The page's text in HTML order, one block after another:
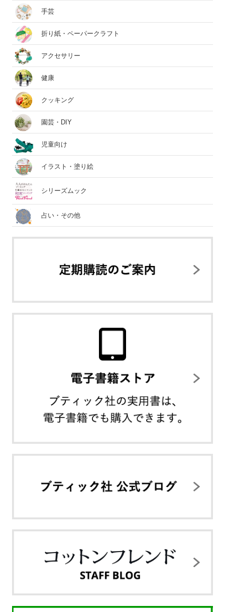
手芸
折り紙・ペーパークラフト
アクセサリー
健康
クッキング
園芸・DIY
児童向け
イラスト・塗り絵
シリーズムック
占い・その他